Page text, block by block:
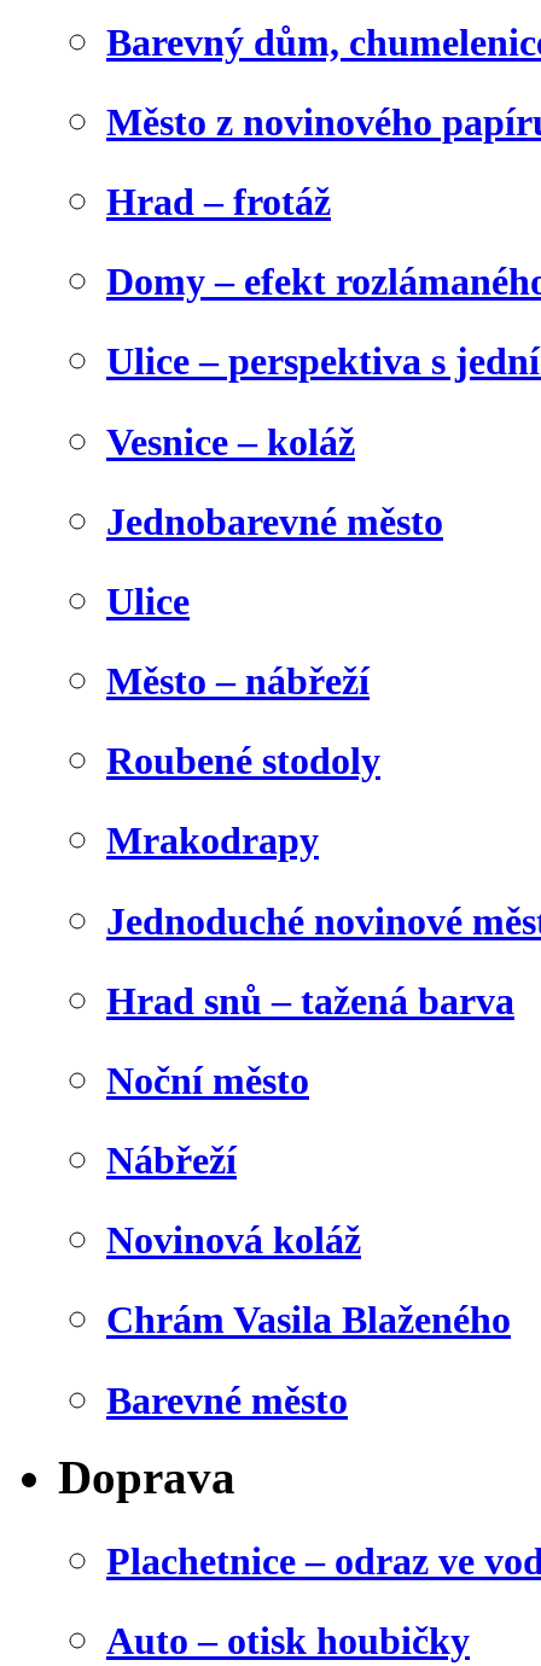
Barevný dům,
Město z novinového
Hrad – frotáž
Domy – efekt
Ulice – perspektiva s
Vesnice – koláž
Jednobarevné město
Ulice
Město – nábřeží
Roubené stodoly
Mrakodrapy
Jednoduché novinové
Hrad snů – tažená barva
Noční město
Nábřeží
Novinová koláž
Chrám Vasila Blaženého
Barevné město
Doprava
Plachetnice – odraz ve
Auto – otisk houbičky